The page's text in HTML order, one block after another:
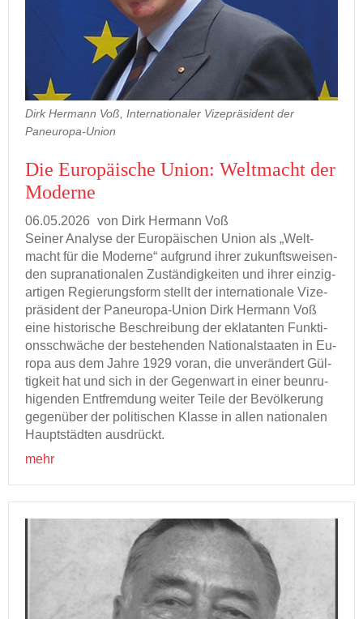
Dirk Hermann Voß, Internationaler Vizepräsident der
Paneuropa-Union
Die Eu­ro­päi­sche Union: Welt­macht der
Mo­der­ne
06.05.2026 von Dirk Her­mann Voß
Sei­ner Ana­ly­se der Eu­ro­päi­schen Union als „Welt­
macht für die Mo­der­ne“ auf­grund ihrer zu­kunfts­wei­sen­
den su­pra­na­tio­na­len Zu­stän­dig­kei­ten und ihrer ein­zig­
ar­ti­gen Re­gie­rungs­form stellt der in­ter­na­tio­na­le Vi­ze­
prä­si­dent der Paneuropa-​Union Dirk Her­mann Voß
eine his­to­ri­sche Be­schrei­bung der ekla­tan­ten Funk­ti­
ons­schwä­che der be­stehen­den Na­tio­nal­staa­ten in Eu­
ro­pa aus dem Jahre 1929 voran, die un­ver­än­dert Gül­
tig­keit hat und sich in der Ge­gen­wart in einer be­un­ru­
hi­gen­den Ent­frem­dung wei­ter Teile der Be­völ­ke­rung
ge­gen­über der po­li­ti­schen Klas­se in allen na­tio­na­len
Haupt­städ­ten aus­drückt.
mehr